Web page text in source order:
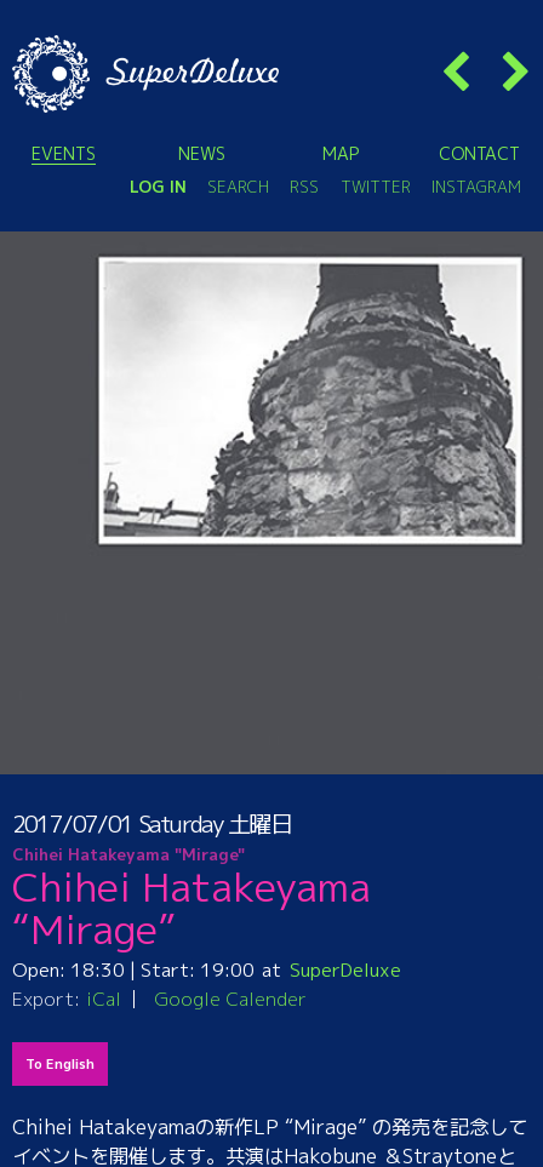
EVENTS NEWS MAP CONTACT
LOG IN SEARCH RSS TWITTER INSTAGRAM
2017/07/01 Saturday土曜日
Chihei Hatakeyama "Mirage"
Chihei Hatakeyama
“Mirage”
Open: 18:30 | Start: 19:00
SuperDeluxe
Export: iCal Google Calender
To English
Chihei Hatakeyamaの新作LP “Mirage” の発売を記念して
イベントを開催します。共演はHakobune ＆Straytoneと